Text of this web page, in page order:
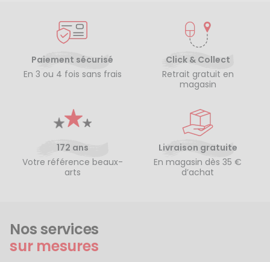
Paiement sécurisé
En 3 ou 4 fois sans frais
Click & Collect
Retrait gratuit en
magasin
172 ans
Votre référence beaux-
arts
Livraison gratuite
En magasin dès 35 €
d’achat
Nos services
sur mesures